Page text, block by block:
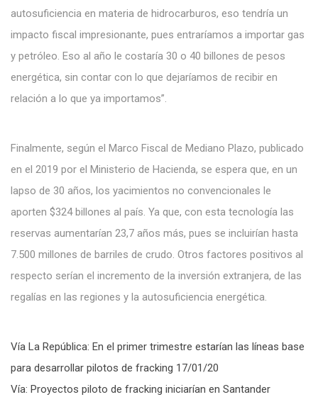
autosuficiencia en materia de hidrocarburos, eso tendría un
impacto fiscal impresionante, pues entraríamos a importar gas
y petróleo. Eso al año le costaría 30 o 40 billones de pesos
energética, sin contar con lo que dejaríamos de recibir en
relación a lo que ya importamos”.
Finalmente, según el Marco Fiscal de Mediano Plazo, publicado
en el 2019 por el Ministerio de Hacienda, se espera que, en un
lapso de 30 años, los yacimientos no convencionales le
aporten $324 billones al país. Ya que, con esta tecnología las
reservas aumentarían 23,7 años más, pues se incluirían hasta
7.500 millones de barriles de crudo. Otros factores positivos al
respecto serían el incremento de la inversión extranjera, de las
regalías en las regiones y la autosuficiencia energética.
Vía La República: En el primer trimestre estarían las líneas base
para desarrollar pilotos de fracking 17/01/20
Vía: Proyectos piloto de fracking iniciarían en Santander